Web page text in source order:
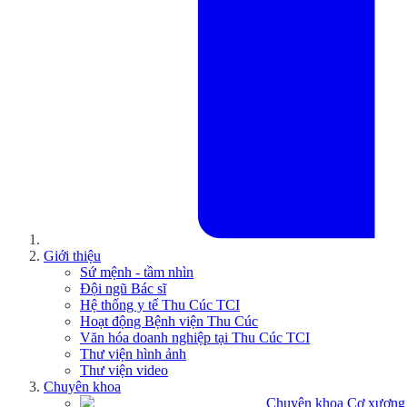
Giới thiệu
Sứ mệnh - tầm nhìn
Đội ngũ Bác sĩ
Hệ thống y tế Thu Cúc TCI
Hoạt động Bệnh viện Thu Cúc
Văn hóa doanh nghiệp tại Thu Cúc TCI
Thư viện hình ảnh
Thư viện video
Chuyên khoa
Chuyên khoa Cơ